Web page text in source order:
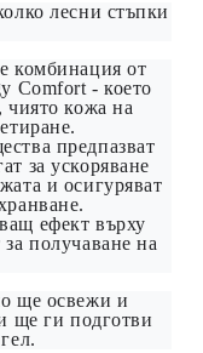
лесни стъпки
комбинация от
Comfort - което
чиято кожа на
предпазват
за ускоряване
и осигуряват
ефект върху
получаване на
ще освежи и
ще ги подготви